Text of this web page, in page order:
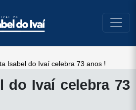
Isabel do Ivaí celebra 73 anos !
do Ivaí celebra 73